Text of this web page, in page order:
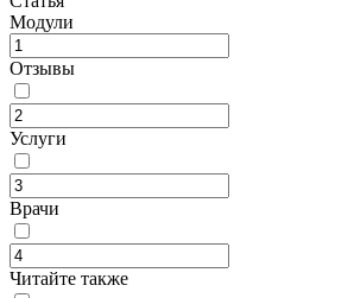
Модули
Отзывы
Услуги
Врачи
Читайте также